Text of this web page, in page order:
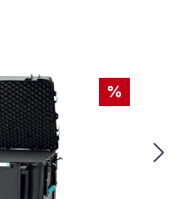
%